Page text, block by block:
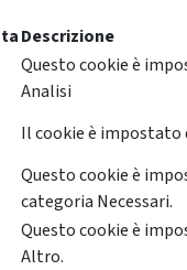
Descrizione
Questo cookie è
Analisi
Il cookie è impostato
Questo cookie è
categoria Necessari.
Questo cookie è
Altro.